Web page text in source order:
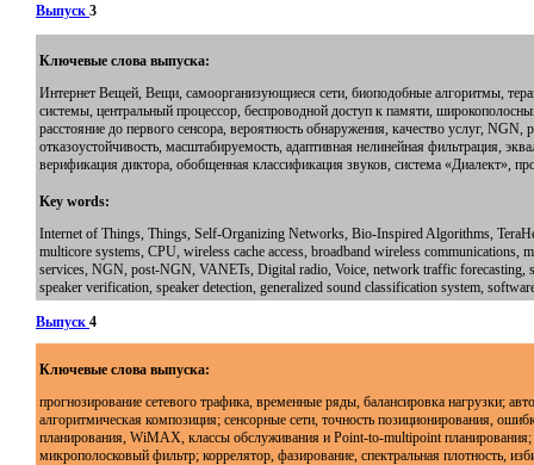
Выпуск 3
Ключевые слова выпуска:
Интернет Вещей, Вещи, самоорганизующиеся сети, биоподобные алгоритмы,
системы, центральный процессор, беспроводной доступ к памяти,
расстояние до первого сенсора, вероятность обнаружения, качество услуг,
отказоустойчивость, масштабируемость, адаптивная нелинейная фильтрация,
верификация диктора, обобщенная классификация звуков, система «Диалект»,
Key words:
Internet of Things, Things, Self-Organizing Networks, Bio-Inspired Algorithms,
multicore systems, CPU, wireless cache access, broadband wireless
services, NGN, post-NGN, VANETs, Digital radio, Voice, network traffic
speaker verification, speaker detection, generalized sound classification system,
Выпуск 4
Ключевые слова выпуска:
прогнозирование сетевого трафика, временные ряды, балансировка нагрузки;
алгоритмическая композиция; сенсорные сети, точность позиционирования,
планирования, WiMAX, классы обслуживания и Point-to-multipoint
микрополосковый фильтр; коррелятор, фазирование, спектральная плотность,